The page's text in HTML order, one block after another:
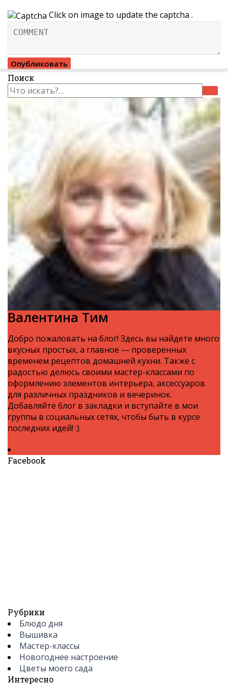
Click on image to update the captcha .
Поиск
Искать:
Валентина Тим
Добро пожаловать на блог! Здесь вы найдете много
вкусных простых, а главное — проверенных
временем рецептов домашней кухни. Также с
радостью делюсь своими мастер-классами по
оформлению элементов интерьера, аксессуаров
для различных праздников и вечеринок.
Добавляйте блог в закладки и вступайте в мои
группы в социальных сетях, чтобы быть в курсе
последних идей! :)
Facebook
Рубрики
Блюдо дня
Вышивка
Мастер-классы
Новогоднее настроение
Цветы моего сада
Интересно